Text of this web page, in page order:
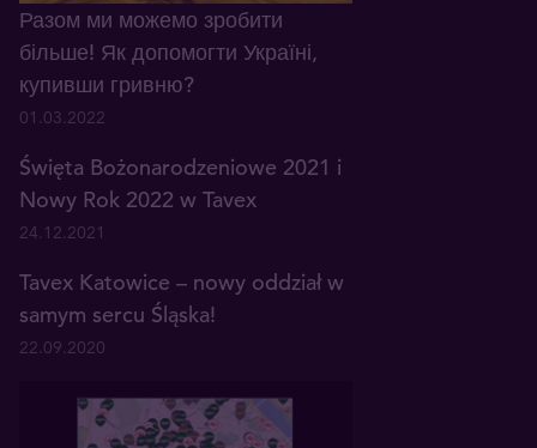
Разом ми можемо зробити
більше! Як допомогти Україні,
купивши гривню?
01.03.2022
Święta Bożonarodzeniowe 2021 i
Nowy Rok 2022 w Tavex
24.12.2021
Tavex Katowice – nowy oddział w
samym sercu Śląska!
22.09.2020